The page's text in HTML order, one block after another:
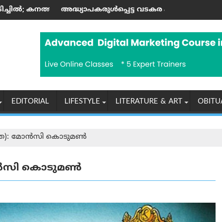
ഉയർത്തുന്നു വടകര എംഡി‌എം‌എ കേസില്‍ നിര്‍ണ്ണായക
രാശിഫലം (07-
EDITORIAL LIFESTYLE LITERATURE & ART
മോൻസി കൊടുമൺ
കൊടുമൺ